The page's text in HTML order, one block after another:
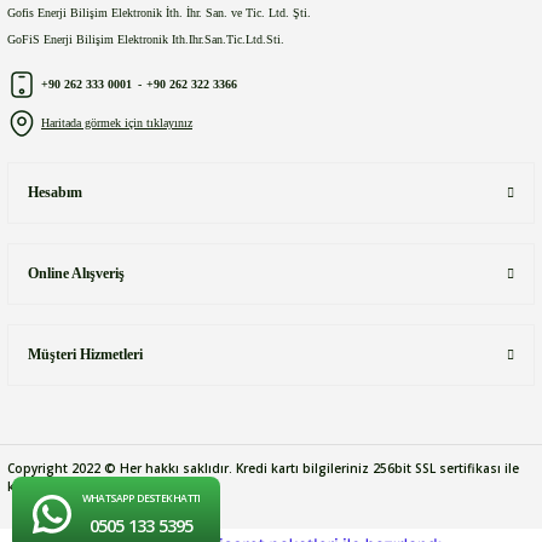
Gofis Enerji Bilişim Elektronik İth. İhr. San. ve Tic. Ltd. Şti.
GoFiS Enerji Bilişim Elektronik Ith.Ihr.San.Tic.Ltd.Sti.
+90 262 333 0001 - +90 262 322 3366
Haritada görmek için tıklayınız
Hesabım
Online Alışveriş
Müşteri Hizmetleri
Copyright 2022 © Her hakkı saklıdır. Kredi kartı bilgileriniz 256bit SSL sertifikası ile
korunmaktadır.
WHATSAPP DESTEK HATTI
0505 133 5395